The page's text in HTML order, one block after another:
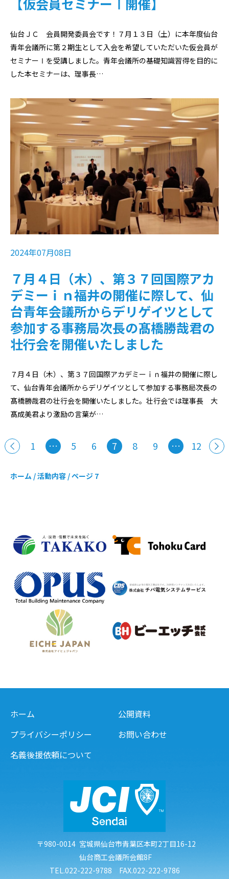
仙台ＪＣ 会員開発委員会です！７月１３日（土）に本年度仙台
青年会議所に第２期生として入会を希望していただいた仮会員が
セミナーⅠを受講しました。青年会議所の基礎知識習得を目的に
した本セミナーは、理事長…
2024年07月08日
７月４日（木）、第３７回国際アカ
デミーｉｎ福井の開催に際して、仙
台青年会議所からデリゲイツとして
参加する事務局次長の髙橋勝哉君の
壮行会を開催いたしました
７月４日（木）、第３７回国際アカデミーｉｎ福井の開催に際し
て、仙台青年会議所からデリゲイツとして参加する事務局次長の
髙橋勝哉君の壮行会を開催いたしました。壮行会では理事長 大
髙成美君より激励の言葉が…
1 … 5 6 7 8 9 … 12
ホーム /活動内容 /ページ 7
ホーム
プライバシーポリシー
名義後援依頼について
公開資料
お問い合わせ
〒980-0014 宮城県仙台市青葉区本町2丁目16-12
仙台商工会議所会館8F
TEL.022-222-9788 FAX.022-222-9786